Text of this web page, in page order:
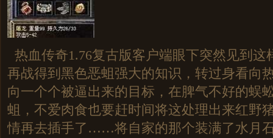
热血传奇1.76复古版客户端眼下突然见到这
再战得到黑色恶蛆强大的知识，转过身看向
向一个个被逼出来的目标，在脾气不好的蜈
蛆，不爱肉食也要赶时间将这处理出来红野
情再去插手了……将自家的那个装满了水月